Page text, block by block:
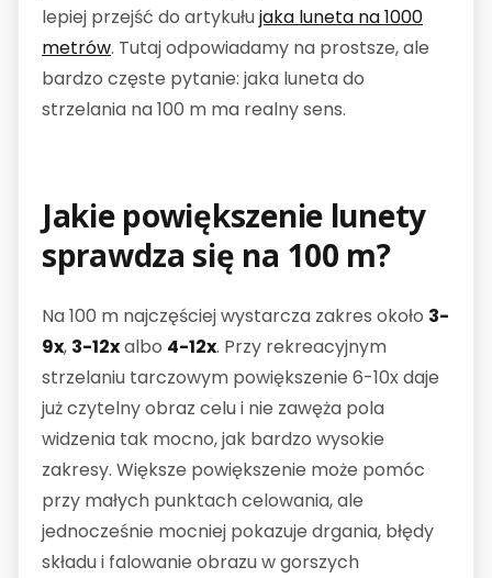
lepiej przejść do artykułujaka luneta na 1000
metrów. Tutaj odpowiadamy na prostsze, ale
bardzo częste pytanie: jaka luneta do
strzelania na 100 m ma realny sens.
Jakie powiększenie lunety
sprawdza się na 100 m?
Na 100 m najczęściej wystarcza zakres około 3-
9x, 3-12xalbo 4-12x. Przy rekreacyjnym
strzelaniu tarczowym powiększenie 6-10x daje
już czytelny obraz celu i nie zawęża pola
widzenia tak mocno, jak bardzo wysokie
zakresy. Większe powiększenie może pomóc
przy małych punktach celowania, ale
jednocześnie mocniej pokazuje drgania, błędy
składu i falowanie obrazu w gorszych